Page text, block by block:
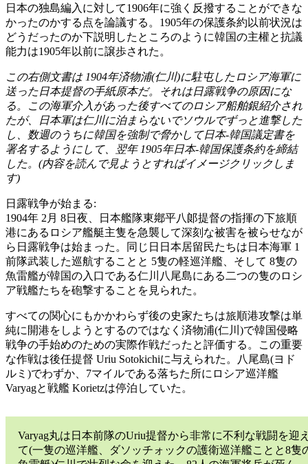
日本の独島編入に対して1906年に強く反撥することができな
かったのかする点を論議する。1905年の保護条約以前状況は
どうだったのか下説明したところのように韓国の主權と抗議
能力は1905年以前に譲歩された。
この右側文書は 1904年済物浦(仁川)に駐屯したロシア海軍に
送った日本提督の手紙原本だ。それは日露戦争の原因にな
る。この海軍介入があった後すべてのロシア船舶銀紹介され
たが、日本軍は仁川に泊まらないでソウルでずっと進撃した
し、数週のうちに韓国を強制で脅かして日本-韓国議定書を
署名するようにして、翌年 1905年日本-韓国保護条約を締結
した。(内容を読んで見ようとすればイメージクリックしま
す)
日露戦争が始まる:
1904年 2月 8日夜、日本艦隊東鄕平八郞提督の指揮の下旅順
港にあるロシア艦艇主隻を急襲して深刻な被害を被らせなが
ら日露戦争は始まった。同じ日日本居留民たちは日本海軍 1
前隊武装した巡航することと 5隻の軽巡洋艦、そして 8隻の
魚雷艦が韓国の入口である仁川八尾島にある二つの隻のロシ
ア戦艦たちを砲撃することを見られた。
すべての関心にもかかわらず後の史家たちは旅順港攻撃は単
純に開港をしようとするのではなく済物浦(仁川)で韓国侵略
戦争の手始めのための実際作戦だったと評価する。この重要
な作戦は後任提督 Uriu Sotokichiに与えられた。八尾島(ヨド
ルミ)でわずか、7マイルである落ちた所にロシア巡洋艦
Varyagと戦艦 Korietzは停泊していた。
Varyag丸は日本前隊のUriu提督から非常に不利な戦闘を迎
て(一隻の巡洋艦、ダソッチォックの護衛巡洋艦ことと8隻